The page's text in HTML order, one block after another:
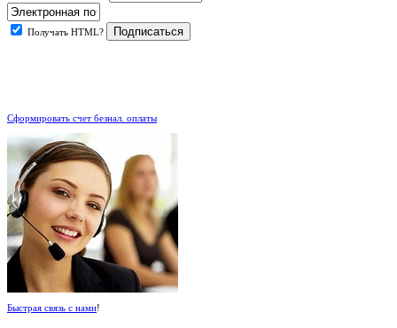
Получать HTML?
Сформировать счет безнал. оплаты
Быстрая связь с нами!